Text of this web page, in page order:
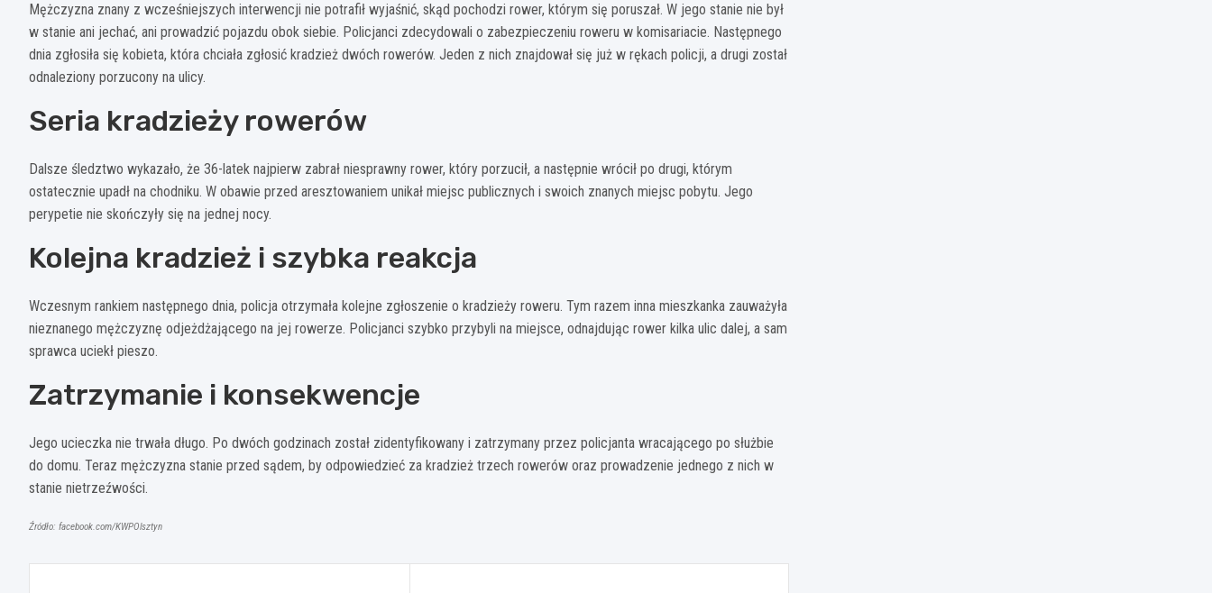
Mężczyzna znany z wcześniejszych interwencji nie potrafił wyjaśnić, skąd pochodzi rower, którym się poruszał. W jego stanie nie był
w stanie ani jechać, ani prowadzić pojazdu obok siebie. Policjanci zdecydowali o zabezpieczeniu roweru w komisariacie. Następnego
dnia zgłosiła się kobieta, która chciała zgłosić kradzież dwóch rowerów. Jeden z nich znajdował się już w rękach policji, a drugi został
odnaleziony porzucony na ulicy.
Seria kradzieży rowerów
Dalsze śledztwo wykazało, że 36-latek najpierw zabrał niesprawny rower, który porzucił, a następnie wrócił po drugi, którym
ostatecznie upadł na chodniku. W obawie przed aresztowaniem unikał miejsc publicznych i swoich znanych miejsc pobytu. Jego
perypetie nie skończyły się na jednej nocy.
Kolejna kradzież i szybka reakcja
Wczesnym rankiem następnego dnia, policja otrzymała kolejne zgłoszenie o kradzieży roweru. Tym razem inna mieszkanka zauważyła
nieznanego mężczyznę odjeżdżającego na jej rowerze. Policjanci szybko przybyli na miejsce, odnajdując rower kilka ulic dalej, a sam
sprawca uciekł pieszo.
Zatrzymanie i konsekwencje
Jego ucieczka nie trwała długo. Po dwóch godzinach został zidentyfikowany i zatrzymany przez policjanta wracającego po służbie
do domu. Teraz mężczyzna stanie przed sądem, by odpowiedzieć za kradzież trzech rowerów oraz prowadzenie jednego z nich w
stanie nietrzeźwości.
Źródło: facebook.com/KWPOlsztyn